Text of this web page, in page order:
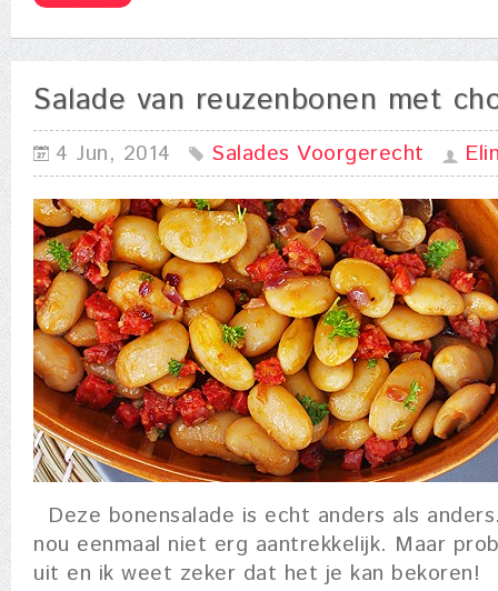
Salade van reuzenbonen met
4 Jun, 2014 Salades Voorgerecht
Deze bonensalade is echt anders als
nou eenmaal niet erg aantrekkelijk. Maar
uit en ik weet zeker dat het je kan bekoren!